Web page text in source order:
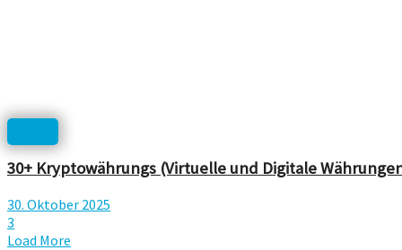
30+ Kryptowährungs (Virtuelle und Digitale
30. Oktober 2025
3
Load More